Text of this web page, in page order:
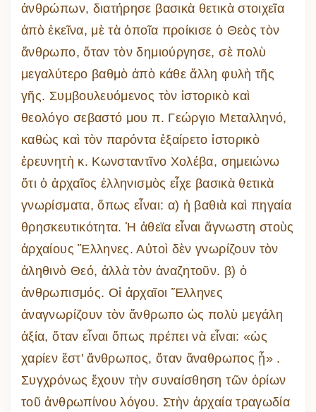
ἀνθρώπων, διατήρησε βασικὰ θετικὰ στοιχεῖα
ἀπὸ ἐκεῖνα, μὲ τὰ ὁποῖα προίκισε ὁ Θεὸς τὸν
ἄνθρωπο, ὅταν τὸν δημιούργησε, σὲ πολὺ
μεγαλύτερο βαθμὸ ἀπὸ κάθε ἄλλη φυλὴ τῆς
γῆς. Συμβουλευόμενος τὸν ἱστορικὸ καὶ
θεολόγο σεβαστό μου π. Γεώργιο Μεταλληνό,
καθὼς καὶ τὸν παρόντα ἐξαίρετο ἱστορικὸ
ἐρευνητὴ κ. Κωνσταντῖνο Χολέβα, σημειώνω
ὅτι ὁ ἀρχαῖος ἑλληνισμὸς εἶχε βασικὰ θετικὰ
γνωρίσματα, ὅπως εἶναι: α) ἡ βαθιὰ καὶ πηγαία
θρησκευτικότητα. Ἡ ἀθεϊα εἶναι ἄγνωστη στοὺς
ἀρχαίους Ἕλληνες. Αὐτοὶ δὲν γνωρίζουν τὸν
ἀληθινὸ Θεό, ἀλλὰ τὸν ἀναζητοῦν. β) ὁ
ἀνθρωπισμός. Οἱ ἀρχαῖοι Ἕλληνες
ἀναγνωρίζουν τὸν ἄνθρωπο ὡς πολὺ μεγάλη
ἀξία, ὅταν εἶναι ὅπως πρέπει νὰ εἶναι: «ὡς
χαρίεν ἔστ’ ἄνθρωπος, ὅταν ἄναθρωπος ᾖ» .
Συγχρόνως ἔχουν τὴν συναίσθηση τῶν ὁρίων
τοῦ ἀνθρωπίνου λόγου. Στὴν ἀρχαία τραγωδία